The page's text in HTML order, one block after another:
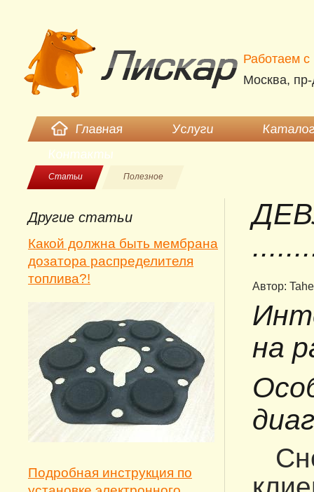
Работаем
Москва,
Главная Услуги
Контакты
Статьи Полезное
Другие статьи
Какой должна быть мембрана
дозатора распределителя
топлива?!
Подробная инструкция по
Автор:
на